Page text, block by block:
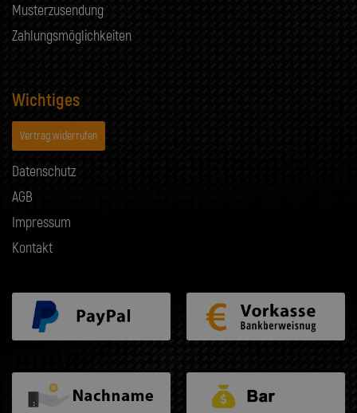
Musterzusendung
Zahlungsmöglichkeiten
Wichtiges
Vertrag widerrufen
Datenschutz
AGB
Impressum
Kontakt